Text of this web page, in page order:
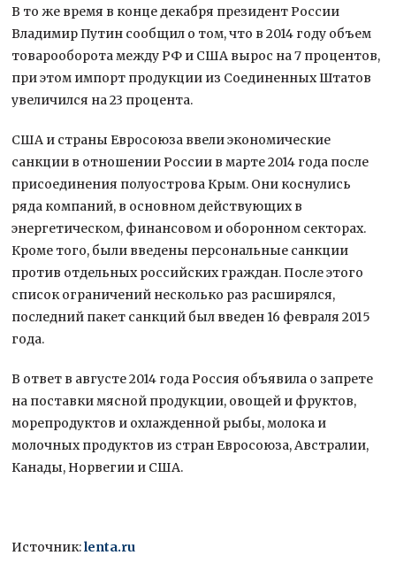
В то же время в конце декабря президент России
Владимир Путин сообщил о том, что в 2014 году объем
товарооборота между РФ и США вырос на 7 процентов,
при этом импорт продукции из Соединенных Штатов
увеличился на 23 процента.
США и страны Евросоюза ввели экономические
санкции в отношении России в марте 2014 года после
присоединения полуострова Крым. Они коснулись
ряда компаний, в основном действующих в
энергетическом, финансовом и оборонном секторах.
Кроме того, были введены персональные санкции
против отдельных российских граждан. После этого
список ограничений несколько раз расширялся,
последний пакет санкций был введен 16 февраля 2015
года.
В ответ в августе 2014 года Россия объявила о запрете
на поставки мясной продукции, овощей и фруктов,
морепродуктов и охлажденной рыбы, молока и
молочных продуктов из стран Евросоюза, Австралии,
Канады, Норвегии и США.
Источник:lenta.ru